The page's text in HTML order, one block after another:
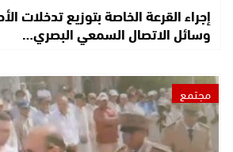
إجراء القرعة الخاصة بتوزيع تدخلات
وسائل الاتصال السمعي البصري…
مجتمع